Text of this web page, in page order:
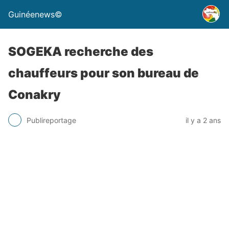
Guinéenews©
SOGEKA recherche des
chauffeurs pour son bureau de
Conakry
Publireportage il y a 2 ans